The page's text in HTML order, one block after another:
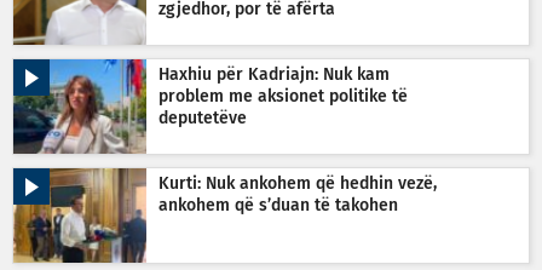
zgjedhor, por të afërta
Haxhiu për Kadriajn: Nuk kam
problem me aksionet politike të
deputetëve
Kurti: Nuk ankohem që hedhin vezë,
ankohem që s’duan të takohen